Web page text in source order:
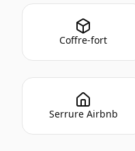
Coffre-fort
Serrure Airbnb